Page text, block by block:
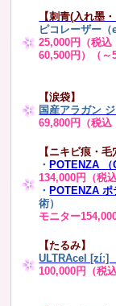
【刺青(入れ墨
ピコレーザー（
25,000円（税
60,500円）（～
【涙袋】
国産アラガン
69,800円（税
【ニキビ痕・毛
・ POTENZA （
134,000円（税
・ POTENZA
術）
モニター
【たるみ】
ULTRAcel [zíː]
100,000円（税